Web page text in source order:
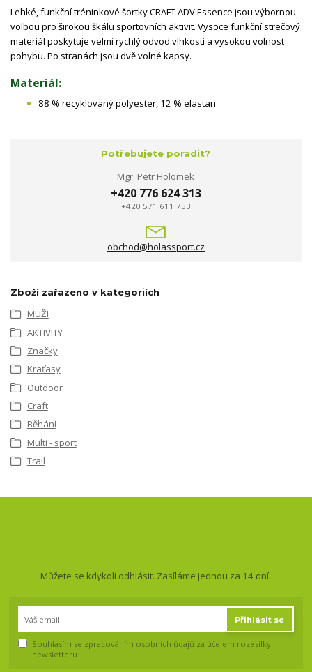
Lehké, funkční tréninkové šortky CRAFT ADV Essence jsou výbornou
volbou pro širokou škálu sportovních aktivit. Vysoce funkční strečový
materiál poskytuje velmi rychlý odvod vlhkosti a vysokou volnost
pohybu. Po stranách jsou dvě volné kapsy.
Materiál:
88 % recyklovaný polyester, 12 % elastan
Potřebujete poradit?
Mgr. Petr Holomek
+420 776 624 313
+420 571 611 753
obchod@holassport.cz
Zboží zařazeno v kategoriích
MUŽI
AKTIVITY
Značky
Kraťasy
Outdoor
Craft
Běhání
Multi - sport
Trail
Můžete se kdykoli odhlásit. Zasíláme jednou za 14 dní.
Přihlásit se
Souhlasím se zpracováním osobních údajů za účelem rozesílky
newsletteru.